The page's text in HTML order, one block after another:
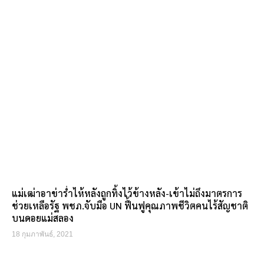
แม่เฒ่าอาข่าร่ำไห้หลังถูกทิ้งไว้ข้างหลัง-เข้าไม่ถึงมาตรการ
ช่วยเหลือรัฐ พชภ.จับมือ UN ฟื้นฟูคุณภาพชีวิตคนไร้สัญชาติ
บนดอยแม่สลอง
18 กุมภาพันธ์, 2021